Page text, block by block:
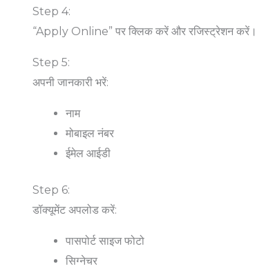
Step 4:
“Apply Online” पर क्लिक करें और रजिस्ट्रेशन करें।
Step 5:
अपनी जानकारी भरें:
नाम
मोबाइल नंबर
ईमेल आईडी
Step 6:
डॉक्यूमेंट अपलोड करें:
पासपोर्ट साइज फोटो
सिग्नेचर